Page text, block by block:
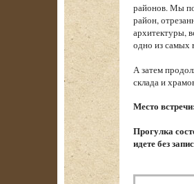
районов. Мы
район,
архитектуры,
одно из самых
А затем
склада и
Место
Прогулка
идете без